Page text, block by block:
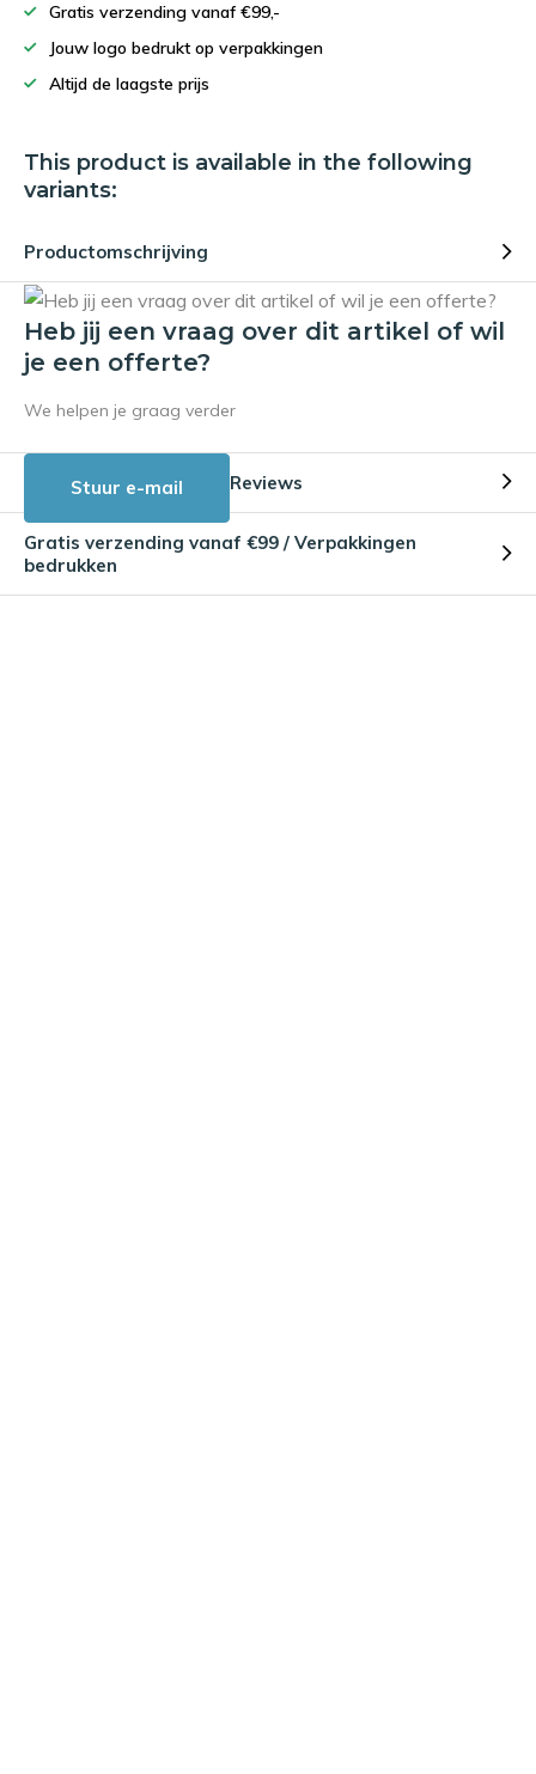
Gratis verzending vanaf €99,-
Jouw logo bedrukt op verpakkingen
Altijd de laagste prijs
This product is available in the following
variants:
Productomschrijving
Heb jij een vraag over dit artikel of wil
je een offerte?
We helpen je graag verder
Stuur e-mail Reviews
Gratis verzending vanaf €99 / Verpakkingen
bedrukken